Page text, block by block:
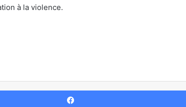
à la violence.